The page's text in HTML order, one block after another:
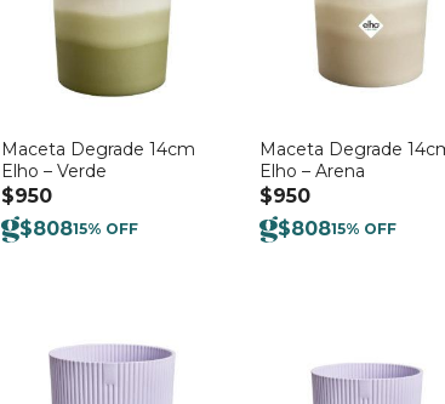
Maceta Degrade 14cm
Elho – Verde
$950
$80815% OFF
Maceta Degrade
Elho – Arena
$950
$80815% OFF